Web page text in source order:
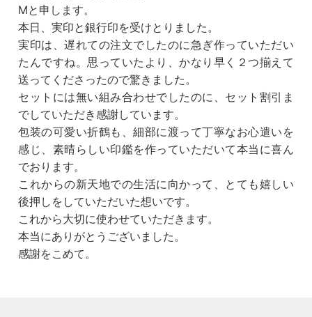
Mと申します。
本日、実印と銀行印を受けとりました。
実印は、遅れての注文でしたのに急ぎ作っていただい
たんですね。思っていたより、かなり早く２つ揃えて
送ってくださったので驚きました。
セットには無い組み合わせでしたのに、セット割引ま
でしていただき感謝しています。
包装の可愛い折鶴も、細部に渡って丁寧なお心遣いを
感じ、素晴らしい印鑑を作っていただいて本当に喜ん
でおります。
これからの新天地での生活に向かって、とても嬉しい
後押しをしていただいた想いです。
これから大切に使わせていただきます。
本当にありがとうございました。
感謝をこめて。